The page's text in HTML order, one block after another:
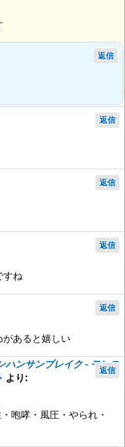
返信
返信
返信
すね
返信
があると嬉しい
返信
ハンサンブレイク - モンス
より:
咆哮・風圧・やられ・
返信